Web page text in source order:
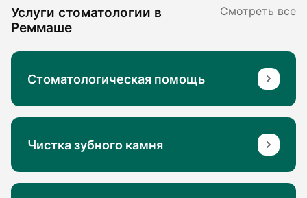
Услуги стоматологии в
Реммаше
Смотреть все
Стоматологическая помощь
Чистка зубного камня